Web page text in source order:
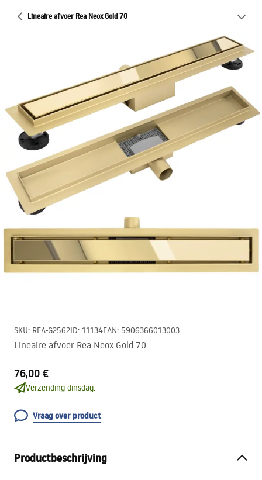
Lineaire afvoer Rea Neox Gold 70
SKU: REA-G2562ID: 11134EAN: 5906366013003
Lineaire afvoer Rea Neox Gold 70
76,00 €
Verzending dinsdag.
Vraag over product
Productbeschrijving